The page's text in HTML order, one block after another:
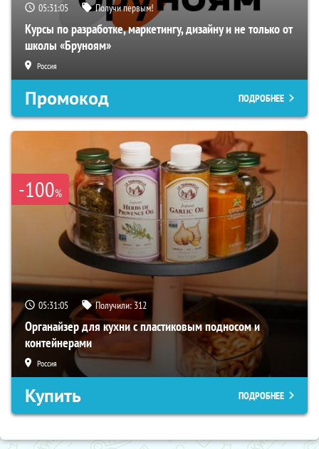
05:31:04 Получи первым!
Курсы по разработке, маркетингу, дизайну и не только от
школы «Бруноям»
Россия
Промокод ПОДРОБНЕЕ
-100%
05:31:04 Получили: 312
Органайзер для кухни с пластиковым подносом и
контейнерами
Россия
Купить ПОДРОБНЕЕ